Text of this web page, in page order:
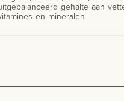
gehalte aan
en mineralen